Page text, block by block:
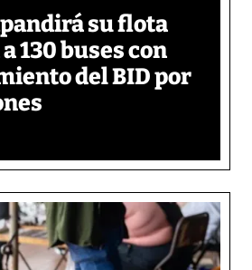
su flota
130 buses con
del BID por